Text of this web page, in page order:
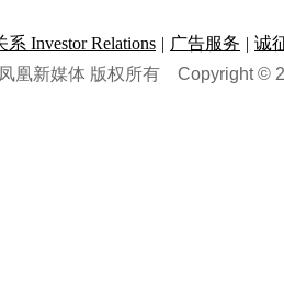
Investor Relations | 广告服务 | 诚
凤凰新媒体 版权所有 Copyright ©